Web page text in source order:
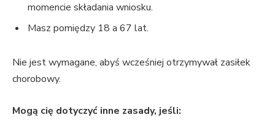
momencie składania wniosku.
Masz pomiędzy 18 a 67 lat.
Nie jest wymagane, abyś wcześniej otrzymywał zasiłek
chorobowy.
Mogą cię dotyczyć inne zasady, jeśli: